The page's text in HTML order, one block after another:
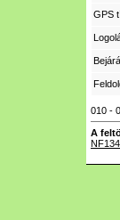
GPS
010 -
A